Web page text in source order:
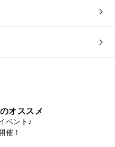
オススメ
ベント♪
催！